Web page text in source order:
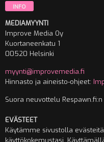
INFO
MEDIAMYYNTI
Improve Media Oy
Kuortaneenkatu 1
00520 Helsinki
myynti@improvemedia.fi
Hinnasto ja aineisto-ohjeet:
Suora neuvottelu
EVÄSTEET
Käytämme sivustolla